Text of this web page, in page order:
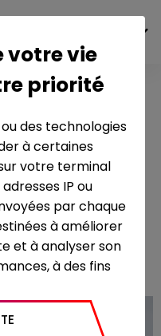
M6 - 26mn
votre vie
priorité
des technologies
à certaines
votre terminal
IP ou
par chaque
à améliorer
et à analyser son
à des fins
des rapports
temps passé